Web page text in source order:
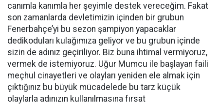
canımla kanımla her şeyimle destek vereceğim. Fakat
son zamanlarda devletimizin içinden bir grubun
Fenerbahçe’yi bu sezon şampiyon yapacaklar
dedikoduları kulağımıza geliyor ve bu grubun içinde
sizin de adınız geçiriliyor. Biz buna ihtimal vermiyoruz,
vermek de istemiyoruz. Uğur Mumcu ile başlayan faili
meçhul cinayetleri ve olayları yeniden ele almak için
çıktığınız bu büyük mücadelede bu tarz küçük
olaylarla adınızın kullanılmasına fırsat